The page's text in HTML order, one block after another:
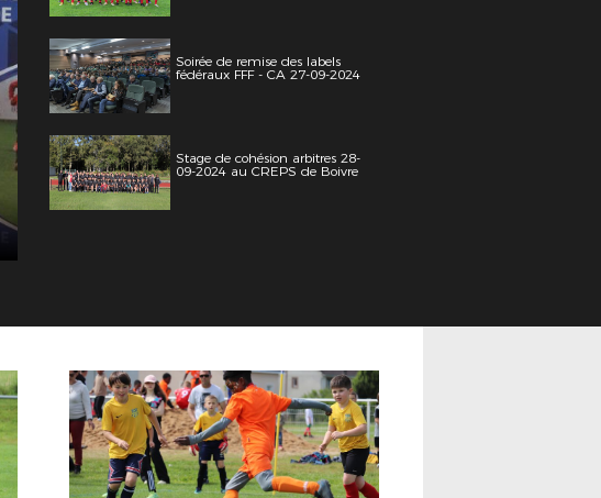
Soirée de remise des labels
fédéraux FFF - CA 27-09-2024
Stage de cohésion arbitres 28-
09-2024 au CREPS de Boivre